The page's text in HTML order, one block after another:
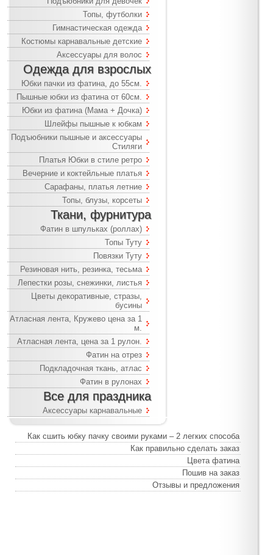
Топы, футболки
Гимнастическая одежда
Костюмы карнавальные детские
Аксессуары для волос
Одежда для взрослых
Юбки пачки из фатина, до 55см.
Пышные юбки из фатина от 60см.
Юбки из фатина (Мама + Дочка)
Шлейфы пышные к юбкам
Подъюбники пышные и аксессуары
Стиляги
Платья Юбки в стиле ретро
Вечерние и коктейльные платья
Сарафаны, платья летние
Топы, блузы, корсеты
Ткани, фурнитура
Фатин в шпульках (роллах)
Топы Туту
Повязки Туту
Резиновая нить, резинка, тесьма
Лепестки розы, снежинки, листья
Цветы декоративные, стразы,
бусины
Атласная лента, Кружево цена за 1
м.
Атласная лента, цена за 1 рулон.
Фатин на отрез
Подкладочная ткань, атлас
Фатин в рулонах
Все для праздника
Аксессуары карнавальные
Как сшить юбку пачку своими руками – 2 легких способа
Как правильно сделать заказ
Цвета фатина
Пошив на заказ
Отзывы и предложения